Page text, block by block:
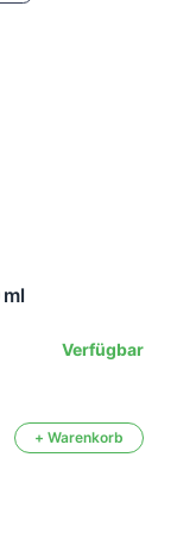
ml
Verfügbar
+ Warenkorb